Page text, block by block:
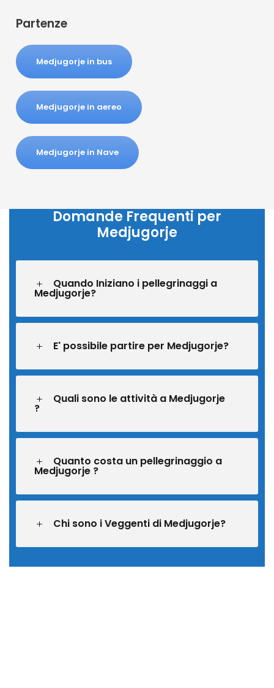
Partenze
Medjugorje in bus
Medjugorje in aereo
Medjugorje in Nave
Domande Frequenti per
Medjugorje
Quando Iniziano i pellegrinaggi a
Medjugorje?
E' possibile partire per Medjugorje?
Quali sono le attività a Medjugorje
?
Quanto costa un pellegrinaggio a
Medjugorje ?
Chi sono i Veggenti di Medjugorje?